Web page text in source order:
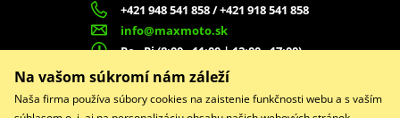
+421 948 541 858 / +421 918 541 858
info@maxmoto.sk
Po - Pi (8:00 - 11:00 | 12:00 - 17:00)
MAX
MOTO s.r.o.
Slovenských dobrovoľníkov 1439
022 01 Čadca
Na vašom súkromí nám záleží
Naša firma používa súbory cookies na zaistenie funkčnosti webu a s vaším